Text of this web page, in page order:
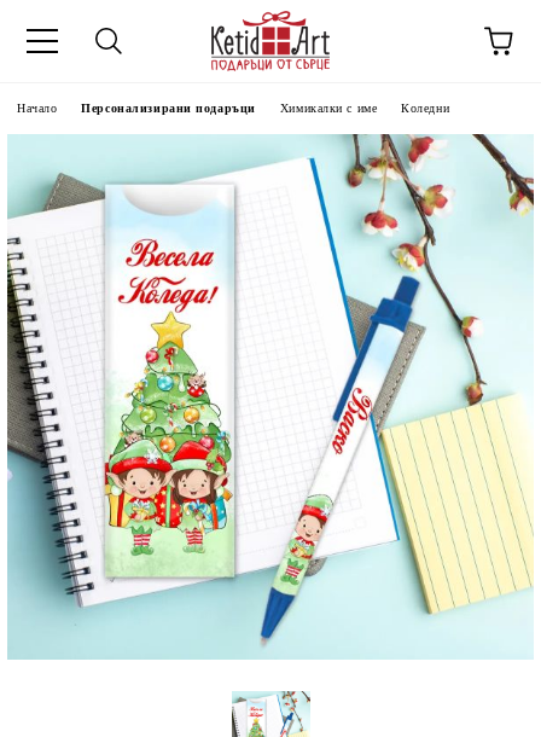
Начало Персонализирани подаръци Химикалки с име Коледни